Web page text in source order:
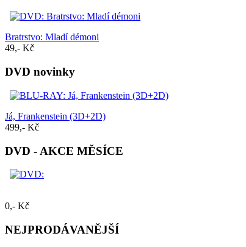
Bratrstvo: Mladí démoni
49,- Kč
DVD novinky
Já, Frankenstein (3D+2D)
499,- Kč
DVD - AKCE MĚSÍCE
0,- Kč
NEJPRODÁVANĚJŠÍ